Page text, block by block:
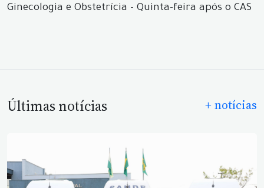
Ginecologia e Obstetrícia - Quinta-feira após o CAS
Últimas notícias + notícias